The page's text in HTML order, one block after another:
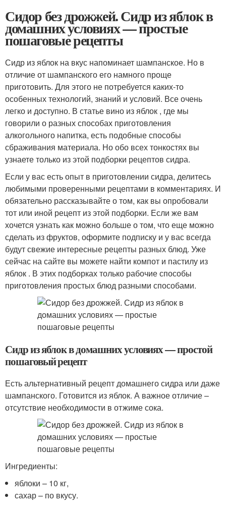
Сидор без дрожжей. Сидр из яблок в
домашних условиях — простые
пошаговые рецепты
Сидр из яблок на вкус напоминает шампанское. Но в
отличие от шампанского его намного проще
приготовить. Для этого не потребуется каких-то
особенных технологий, знаний и условий. Все очень
легко и доступно. В статье вино из яблок , где мы
говорили о разных способах приготовления
алкогольного напитка, есть подобные способы
сбраживания материала. Но обо всех тонкостях вы
узнаете только из этой подборки рецептов сидра.
Если у вас есть опыт в приготовлении сидра, делитесь
любимыми проверенными рецептами в комментариях. И
обязательно рассказывайте о том, как вы опробовали
тот или иной рецепт из этой подборки. Если же вам
хочется узнать как можно больше о том, что еще можно
сделать из фруктов, оформите подписку и у вас всегда
будут свежие интересные рецепты разных блюд. Уже
сейчас на сайте вы можете найти компот и пастилу из
яблок . В этих подборках только рабочие способы
приготовления простых блюд разными способами.
Сидр из яблок в домашних условиях — простой
пошаговый рецепт
Есть альтернативный рецепт домашнего сидра или даже
шампанского. Готовится из яблок. А важное отличие –
отсутствие необходимости в отжиме сока.
Ингредиенты:
яблоки – 10 кг,
сахар – по вкусу.